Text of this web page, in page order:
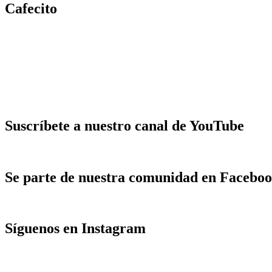
Cafecito
Suscríbete a nuestro canal de YouTube
Se parte de nuestra comunidad en
Síguenos en Instagram